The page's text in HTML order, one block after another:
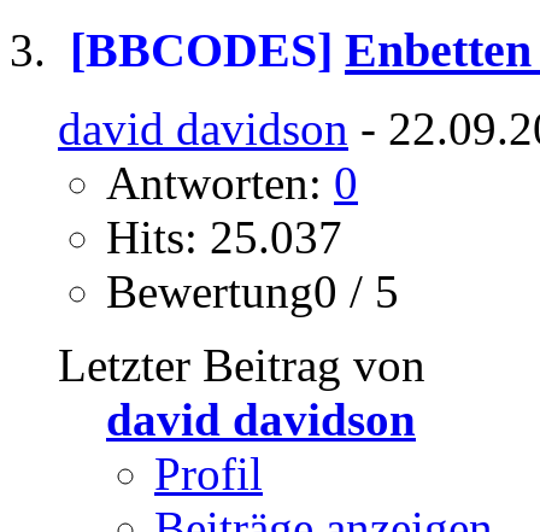
[BBCODES]
david davidson -
Antworten: 0
Hits: 25.037
Bewertung0 / 5
Letzter Beitrag von
david davidson
Profil